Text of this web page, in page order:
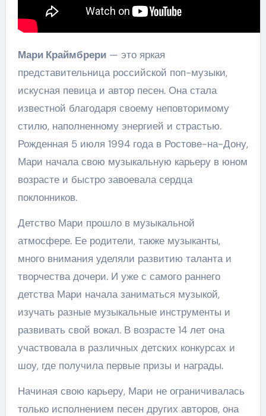
Мари Краймбрери— это яркая
представительница российской поп-музыки,
искусная певица и автор песен. Она стала
известной благодаря своему неповторимому
стилю, наполненному энергией и страстью.
Рожденная 5 июля 1994 года в Ростове-на-Дону,
Мари начала свою музыкальную карьеру в юном
возрасте и быстро завоевала сердца
поклонников.
Детство Мари прошло в музыкальной
атмосфере. Ее родители, также музыканты,
много внимания уделяли развитию таланта и
творчества дочери. И уже с самого раннего
детства Мари начала заниматься музыкой,
изучать разные музыкальные инструменты и
развивать свой вокал. В возрасте 14 лет она
участвовала в различных детских конкурсах и
шоу, где получила первые призы и награды.
Начиная свою карьеру, Мари не ограничивалась
только исполнением песен других авторов, она